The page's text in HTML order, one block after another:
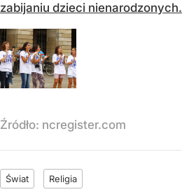
zabijaniu dzieci nienarodzonych.
Źródło: ncregister.com
Świat Religia